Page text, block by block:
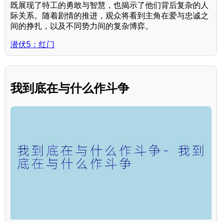
既展现了特工的勇敢与智慧，也揭示了他们背后复杂的人
际关系。随着剧情的推进，观众将看到主角在爱与忠诚之
间的挣扎，以及不同势力间的复杂博弈。
潜伏5：红门
我到底在与什么作斗争